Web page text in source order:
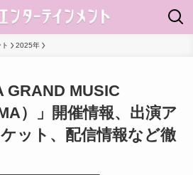
2025年
GRAND MUSIC
）」開催情報、出演ア
ット、配信情報など徹